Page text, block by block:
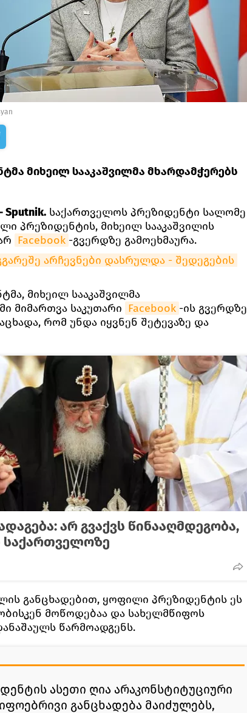
მიხეილ სააკაშვილმა მხარდამჭერებს
Sputnik. საქართველოს პრეზიდენტი სალომე
პრეზიდენტის, მიხეილ სააკაშვილის
Facebook -გვერდზე გამოეხმაურა.
არჩევნები დასრულდა - შედეგების
მიხეილ სააკაშვილმა
მიმართვა საკუთარი Facebook -ის გვერდზე
რომ უნდა იყვნენ შეტევაზე და
არ გვაქვს წინააღმდეგობა,
საქართველოზე
განცხადებით, ყოფილი პრეზიდენტის ეს
მოწოდებაა და სახელმწიფოს
წარმოადგენს.
ასეთი ღია არაკონსტიტუციური
განცხადება მაიძულებს,